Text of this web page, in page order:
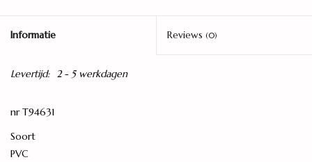
Informatie Reviews (0)
Levertijd: 2 - 5 werkdagen
nr T94631
Soort
PVC